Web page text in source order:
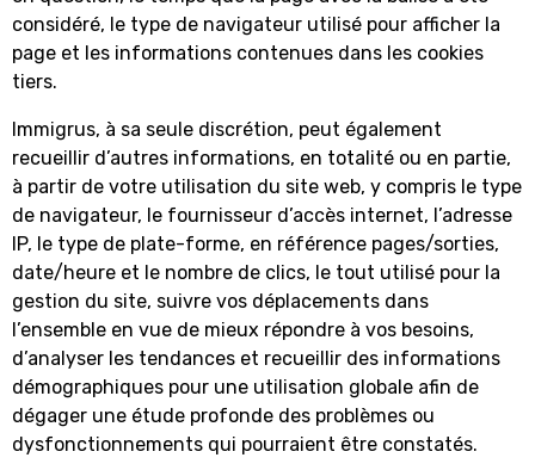
considéré, le type de navigateur utilisé pour afficher la
page et les informations contenues dans les cookies
tiers.
Immigrus, à sa seule discrétion, peut également
recueillir d’autres informations, en totalité ou en partie,
à partir de votre utilisation du site web, y compris le type
de navigateur, le fournisseur d’accès internet, l’adresse
IP, le type de plate-forme, en référence pages/sorties,
date/heure et le nombre de clics, le tout utilisé pour la
gestion du site, suivre vos déplacements dans
l’ensemble en vue de mieux répondre à vos besoins,
d’analyser les tendances et recueillir des informations
démographiques pour une utilisation globale afin de
dégager une étude profonde des problèmes ou
dysfonctionnements qui pourraient être constatés.